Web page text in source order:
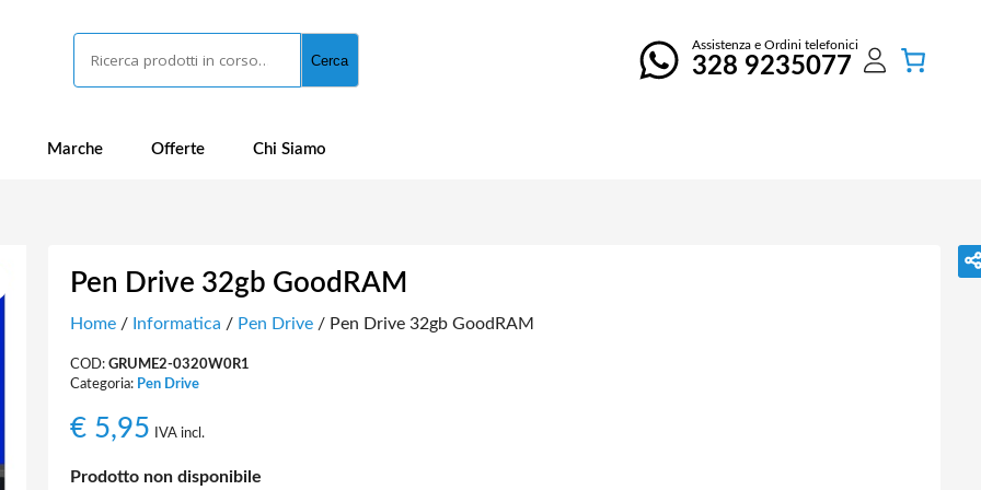
Cerca
Assistenza e Ordini telefonici
328 9235077
Marche Offerte Chi Siamo
Pen Drive 32gb GoodRAM
Home/ Informatica / Pen Drive/ Pen Drive 32gb GoodRAM
COD: GRUME2-0320W0R1
Categoria: Pen Drive
€5,95 IVA incl.
Prodotto non disponibile